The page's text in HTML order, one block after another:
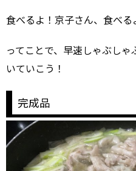
食べるよ！京子さん、食べる
ってことで、早速しゃぶしゃ
いていこう！
完成品